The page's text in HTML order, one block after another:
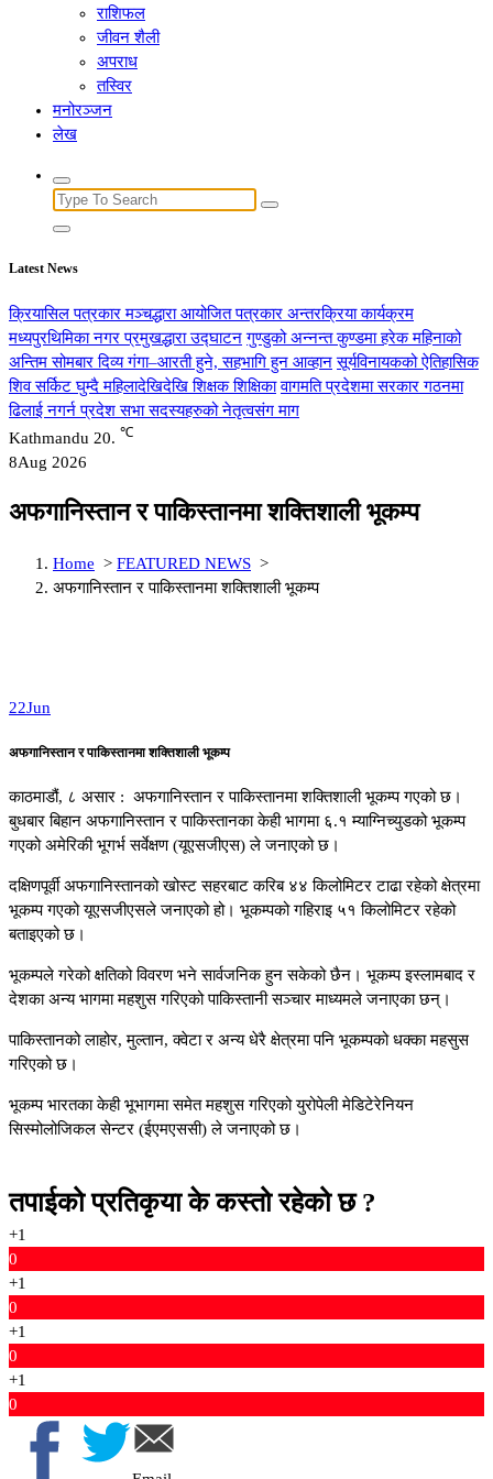
राशिफल
जीवन शैली
अपराध
तस्विर
मनोरञ्जन
लेख
Search
for:
Latest News
क्रियासिल पत्रकार मञ्चद्धारा आयोजित पत्रकार अन्तरक्रिया कार्यक्रम
मध्यपुरथिमिका नगर प्रमुखद्धारा उद्घाटन गुण्डुको अन्नन्त कुण्डमा हरेक महिनाको
अन्तिम सोमबार दिव्य गंगा–आरती हुने, सहभागि हुन आव्हान सूर्यविनायकको ऐतिहासिक
शिव सर्किट घुम्दै महिलादेखिदेखि शिक्षक शिक्षिका वागमति प्रदेशमा सरकार गठनमा
ढिलाई नगर्न प्रदेश सभा सदस्यहरुको नेतृत्वसंग माग
Kathmandu 20. ℃
8Aug 2026
अफगानिस्तान र पाकिस्तानमा शक्तिशाली भूकम्प
Home > FEATURED NEWS >
अफगानिस्तान र पाकिस्तानमा शक्तिशाली भूकम्प
22Jun
अफगानिस्तान र पाकिस्तानमा शक्तिशाली भूकम्प
काठमाडौं, ८ असार : अफगानिस्तान र पाकिस्तानमा शक्तिशाली भूकम्प गएको छ।
बुधबार बिहान अफगानिस्तान र पाकिस्तानका केही भागमा ६.१ म्याग्निच्युडको भूकम्प
गएको अमेरिकी भूगर्भ सर्वेक्षण (यूएसजीएस) ले जनाएको छ।
दक्षिणपूर्वी अफगानिस्तानको खोस्ट सहरबाट करिब ४४ किलोमिटर टाढा रहेको क्षेत्रमा
भूकम्प गएको यूएसजीएसले जनाएको हो। भूकम्पको गहिराइ ५१ किलोमिटर रहेको
बताइएको छ।
भूकम्पले गरेको क्षतिको विवरण भने सार्वजनिक हुन सकेको छैन। भूकम्प इस्लामबाद र
देशका अन्य भागमा महशुस गरिएको पाकिस्तानी सञ्चार माध्यमले जनाएका छन्।
पाकिस्तानको लाहोर, मुल्तान, क्वेटा र अन्य धेरै क्षेत्रमा पनि भूकम्पको धक्का महसुस
गरिएको छ।
भूकम्प भारतका केही भूभागमा समेत महशुस गरिएको युरोपेली मेडिटेरेनियन
सिस्मोलोजिकल सेन्टर (ईएमएससी) ले जनाएको छ।
तपाईको प्रतिकृया के कस्तो रहेको छ ?
+1
0
+1
0
+1
0
+1
0